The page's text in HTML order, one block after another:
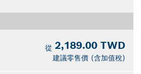
從 2,189.00 TWD
建議零售價 (含加值稅)